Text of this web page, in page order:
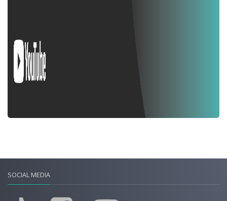
SOCIAL MEDIA